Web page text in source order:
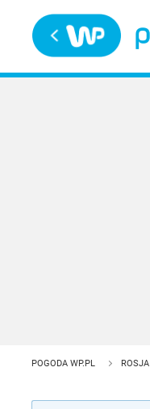
POGODA WP.PL ROSJA